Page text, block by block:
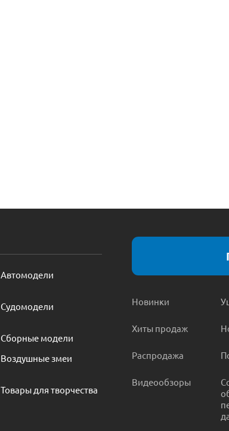
Автомодели
Судомодели
Сборные модели
Воздушные змеи
Товары для творчества
Новинки
Хиты продаж
Распродажа
Видеообзоры